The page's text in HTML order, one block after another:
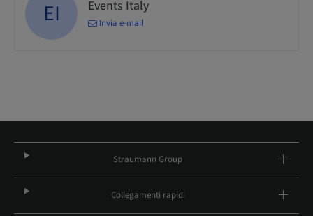
EI Events Italy
Invia e-mail
Straumann Group
Collegamenti rapidi